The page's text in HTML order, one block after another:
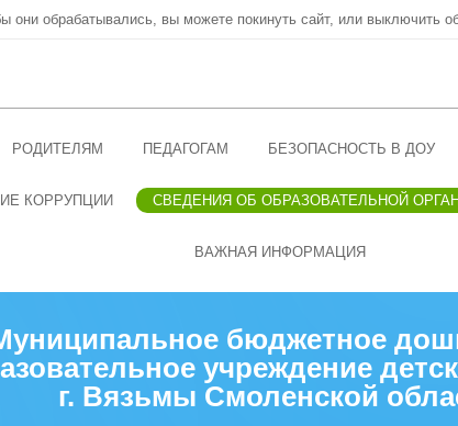
они обрабатывались, вы можете покинуть сайт, или выключить
РОДИТЕЛЯМ ПЕДАГОГАМ БЕЗОПАСНОСТЬ В ДОУ
КОРРУПЦИИ СВЕДЕНИЯ ОБ ОБРАЗОВАТЕЛЬНОЙ
ВАЖНАЯ ИНФОРМАЦИЯ
бюджетное
учреждение
г. Вязьмы Смоленской